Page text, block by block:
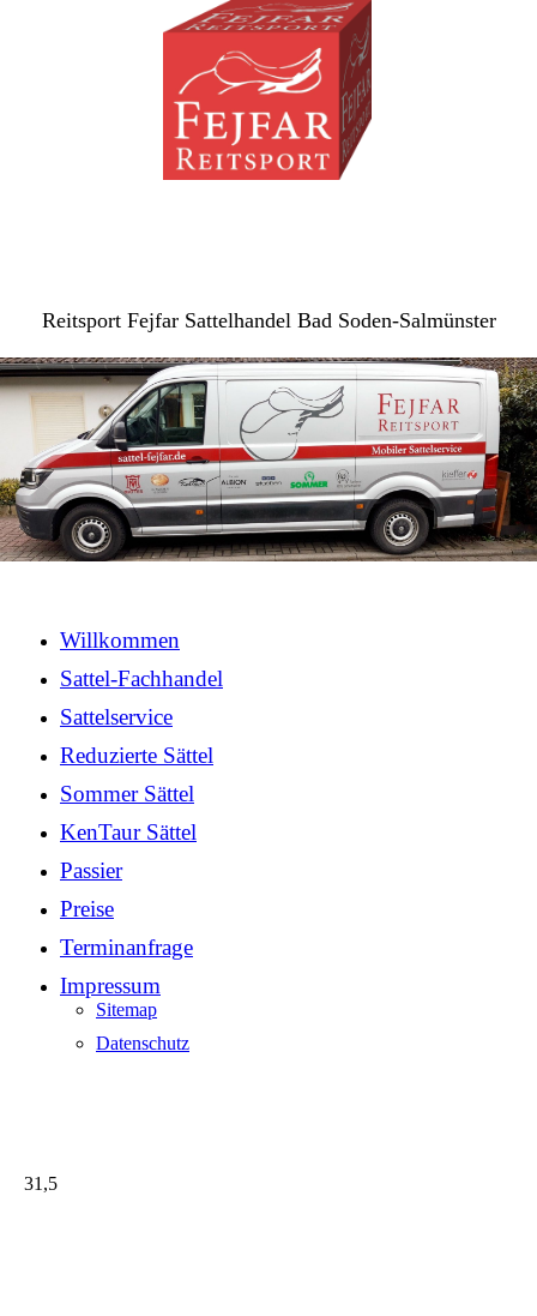
Reitsport Fejfar Sattelhandel Bad Soden-Salmünster
Willkommen
Sattel-Fachhandel
Sattelservice
Reduzierte Sättel
Sommer Sättel
KenTaur Sättel
Passier
Preise
Terminanfrage
Impressum
Sitemap
Datenschutz
31,5